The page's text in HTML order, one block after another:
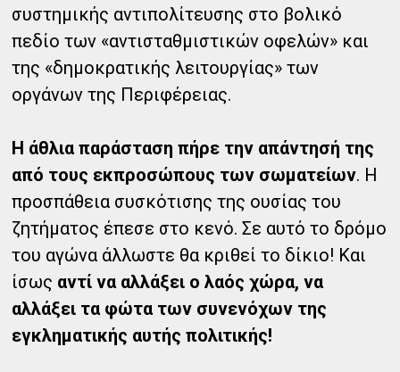
συστημικής αντιπολίτευσης στο βολικό
πεδίο των «αντισταθμιστικών οφελών» και
της «δημοκρατικής λειτουργίας» των
οργάνων της Περιφέρειας.
Η άθλια παράσταση πήρε την απάντησή της
από τους εκπροσώπους των σωματείων. Η
προσπάθεια συσκότισης της ουσίας του
ζητήματος έπεσε στο κενό. Σε αυτό το δρόμο
του αγώνα άλλωστε θα κριθεί το δίκιο! Και
ίσως αντί να αλλάξει ο λαός χώρα, να
αλλάξει τα φώτα των συνενόχων της
εγκληματικής αυτής πολιτικής!